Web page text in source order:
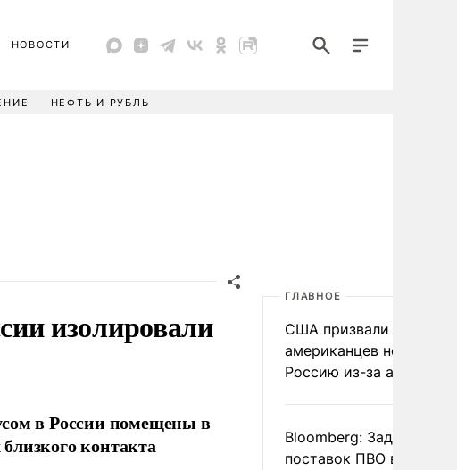
НОВОСТИ
НЕФТЬ И РУБЛЬ
изолировали
в России помещены в
контакта
ГЛАВНОЕ
США призвали
американцев не
Россию из-за атак ВСУ
Bloomberg: Задержка
поставок ПВО вынудит